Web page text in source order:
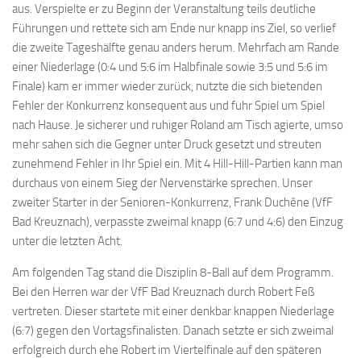
aus. Verspielte er zu Beginn der Veranstaltung teils deutliche
Führungen und rettete sich am Ende nur knapp ins Ziel, so verlief
die zweite Tageshälfte genau anders herum. Mehrfach am Rande
einer Niederlage (0:4 und 5:6 im Halbfinale sowie 3:5 und 5:6 im
Finale) kam er immer wieder zurück, nutzte die sich bietenden
Fehler der Konkurrenz konsequent aus und fuhr Spiel um Spiel
nach Hause. Je sicherer und ruhiger Roland am Tisch agierte, umso
mehr sahen sich die Gegner unter Druck gesetzt und streuten
zunehmend Fehler in Ihr Spiel ein. Mit 4 Hill-Hill-Partien kann man
durchaus von einem Sieg der Nervenstärke sprechen. Unser
zweiter Starter in der Senioren-Konkurrenz, Frank Duchêne (VfF
Bad Kreuznach), verpasste zweimal knapp (6:7 und 4:6) den Einzug
unter die letzten Acht.
Am folgenden Tag stand die Disziplin 8-Ball auf dem Programm.
Bei den Herren war der VfF Bad Kreuznach durch Robert Feß
vertreten. Dieser startete mit einer denkbar knappen Niederlage
(6:7) gegen den Vortagsfinalisten. Danach setzte er sich zweimal
erfolgreich durch ehe Robert im Viertelfinale auf den späteren